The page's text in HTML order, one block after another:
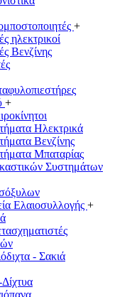
+
ηλεκτρικοί
Βενζίνης
+
Ηλεκτρικά
Βενζίνης
Μπαταρίας
Συστημάτων
Ελαιοσυλλογής +
- Σακιά